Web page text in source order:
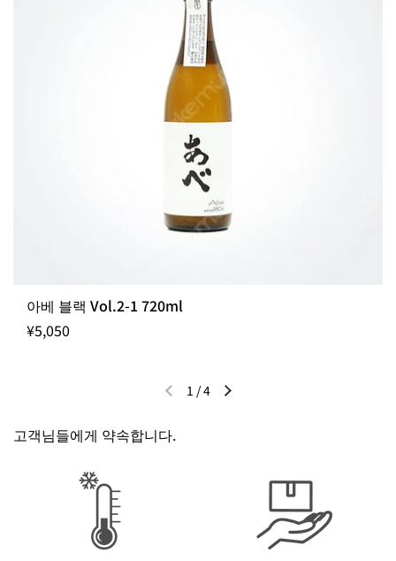
아베 블랙 Vol.2-1 720ml
¥5,050
이전 슬라이드다음 슬라이드
1 /4
고객님들에게 약속합니다.